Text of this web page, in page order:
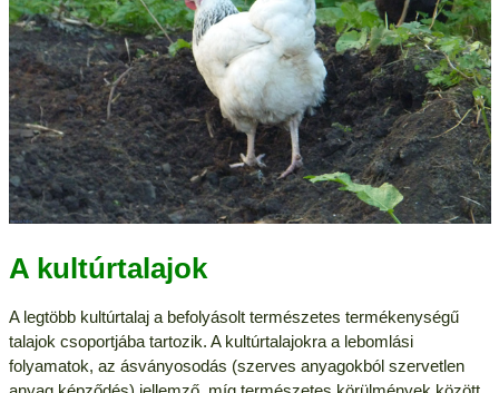
A kultúrtalajok
A legtöbb kultúrtalaj a befolyásolt természetes termékenységű
talajok csoportjába tartozik. A kultúrtalajokra a lebomlási
folyamatok, az ásványosodás (szerves anyagokból szervetlen